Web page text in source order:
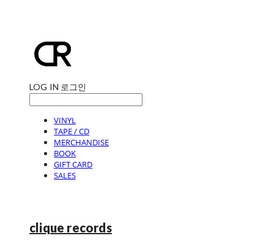
LOG IN 로그인
VINYL
TAPE / CD
MERCHANDISE
BOOK
GIFT CARD
SALES
clique records